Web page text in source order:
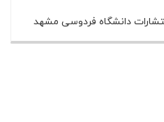
دانشگاه فردوسی مشهد